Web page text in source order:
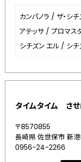
カンパノラ / ザ・シ
アテッサ / プロマス
シチズン エル / シチ
タイムタイム さ
〒8570855
長崎県 佐世保市 新
0956-24-2266